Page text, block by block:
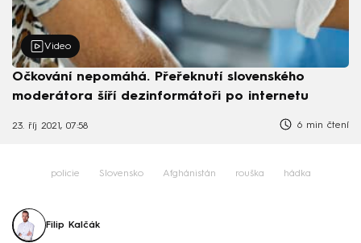
Video
Očkování nepomáhá. Přeřeknutí slovenského
moderátora šíří dezinformátoři po internetu
23. říj 2021, 07:58 6 min čtení
policie Slovensko Afghánistán rouška hádka
Filip Kalčák